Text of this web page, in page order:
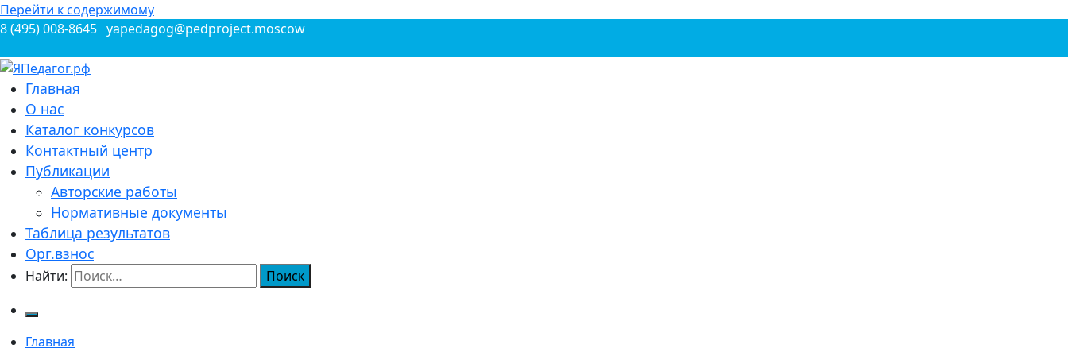
Перейти к содержимому
8 (495) 008-8645 yapedagog@pedproject.moscow
ЯПедагог.рф
Всероссийские конкурсы для педагогов
Главная
О нас
Каталог конкурсов
Контактный центр
Публикации
Авторские работы
Нормативные документы
Таблица результатов
Орг.взнос
Найти:
Главная